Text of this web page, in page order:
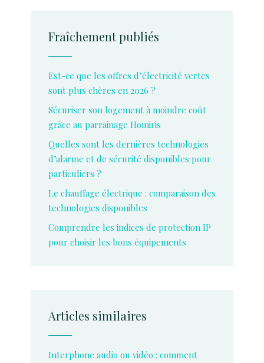
Fraîchement publiés
Est-ce que les offres d’électricité vertes
sont plus chères en 2026 ?
Sécuriser son logement à moindre coût
grâce au parrainage Homiris
Quelles sont les dernières technologies
d’alarme et de sécurité disponibles pour
particuliers ?
Le chauffage électrique : comparaison des
technologies disponibles
Comprendre les indices de protection IP
pour choisir les bons équipements
Articles similaires
Interphone audio ou vidéo : comment